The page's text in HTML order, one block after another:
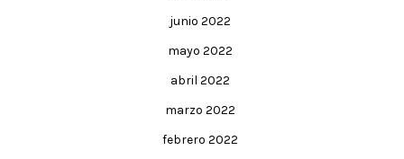
junio 2022
mayo 2022
abril 2022
marzo 2022
febrero 2022